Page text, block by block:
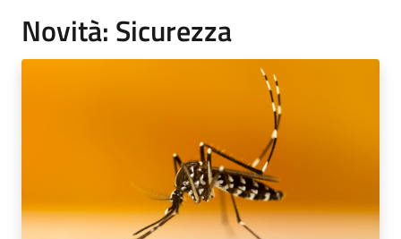
Novità: Sicurezza